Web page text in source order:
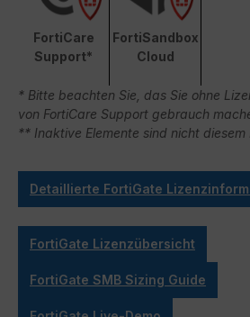
FortiCare
Support*
FortiSandbox
Cloud
* Bitte beachten Sie, das Sie ohne
von FortiCare Support gebrauch
** Inaktive Elemente sind nicht diesem
Detaillierte FortiGate
FortiGate Lizenzübersicht
FortiGate SMB Sizing Guide